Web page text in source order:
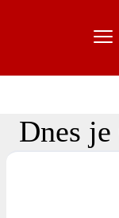
Dnes je